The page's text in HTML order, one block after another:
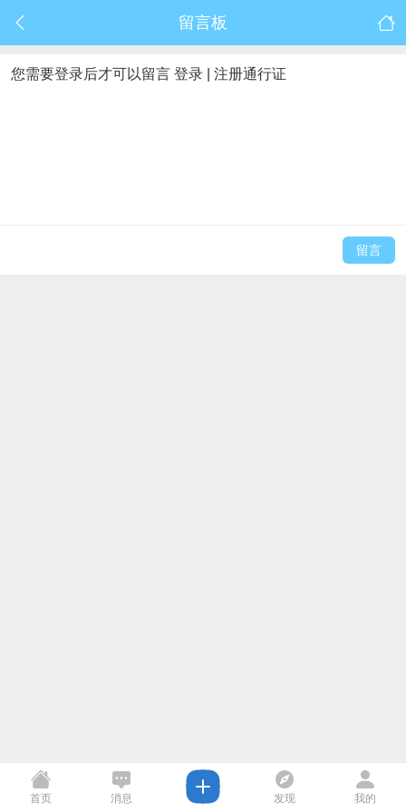
留言板
您需要登录后才可以留言 登录 注册通行证
留言
首页 消息 发现 我的